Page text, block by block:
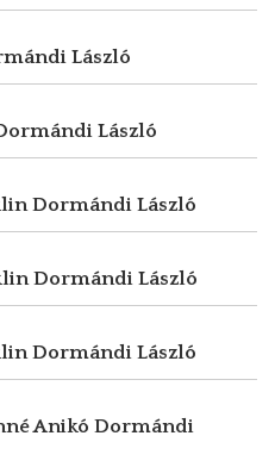
László
László
Dormándi László
Dormándi László
Dormándi László
Anikó Dormándi